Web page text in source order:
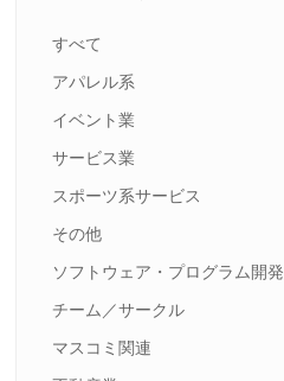
すべて
アパレル系
イベント業
サービス業
スポーツ系サービス
その他
ソフトウェア・プログラム開発
チーム／サークル
マスコミ関連